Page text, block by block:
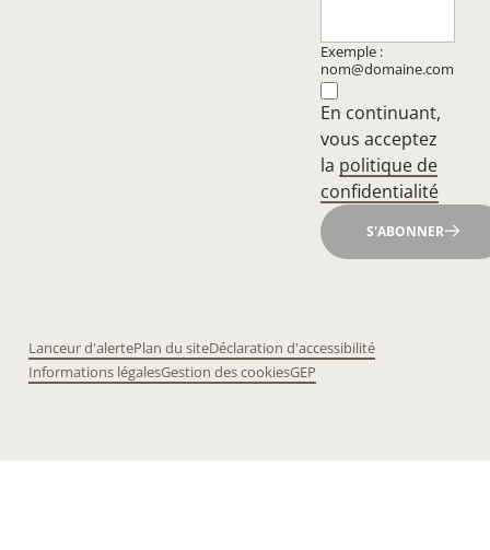
Exemple :
nom@domaine.com
En continuant,
vous acceptez
la politique de
confidentialité
S'ABONNER
Lanceur d'alertePlan du siteDéclaration d'accessibilité
Informations légalesGestion des cookiesGEP